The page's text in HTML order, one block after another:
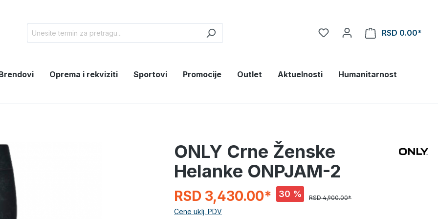
RSD 0.00*
Oprema i rekviziti Sportovi Promocije Outlet Aktuelnosti Humanitarnost
ONLY Crne Ženske
Helanke ONPJAM-2
RSD 3,430.00* 30 % RSD 4,900.00*
Cene uklj. PDV